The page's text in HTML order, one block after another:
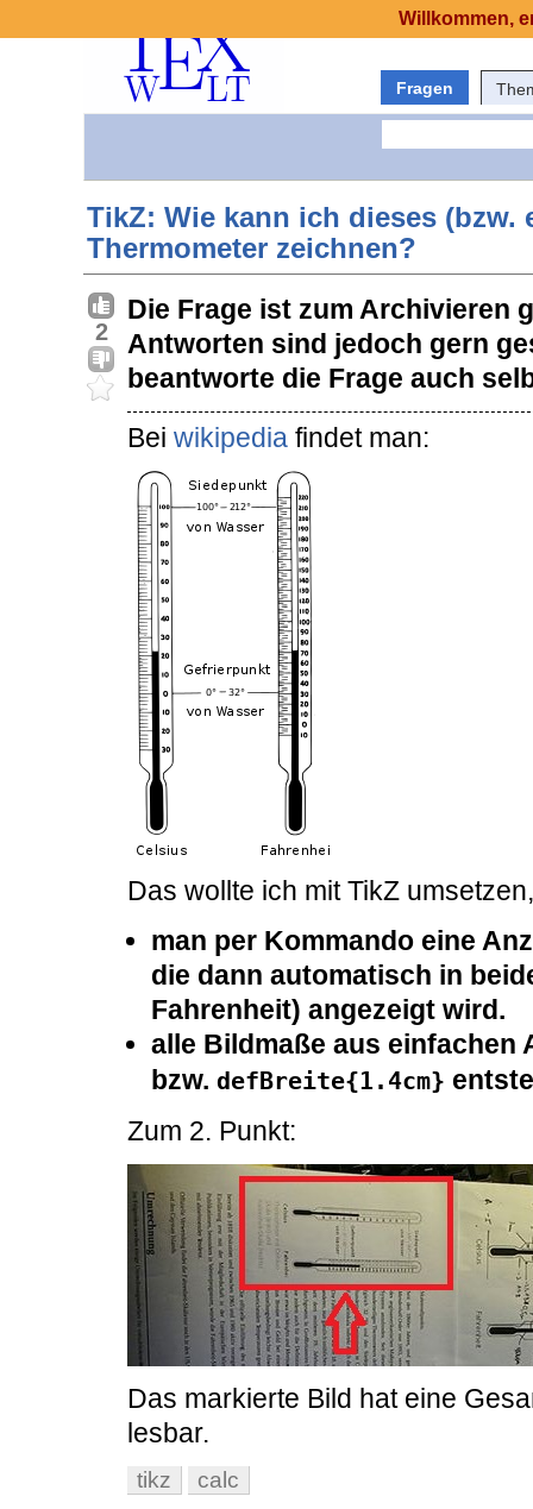
Fragen
TikZ: Wie kann ich dieses (bzw.
Thermometer zeichnen?
2
Die Frage ist zum Archivieren
Antworten sind jedoch gern
beantworte die Frage auch
Bei wikipedia findet man:
Das wollte ich mit TikZ
man per Kommando eine
die dann automatisch in
Fahrenheit) angezeigt wird.
alle Bildmaße aus einfachen
bzw. defBreite{1.4cm}
Zum 2. Punkt:
Das markierte Bild hat eine
lesbar.
tikz calc
Willkommen,